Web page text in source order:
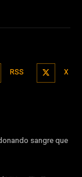
RSS X
sangre que